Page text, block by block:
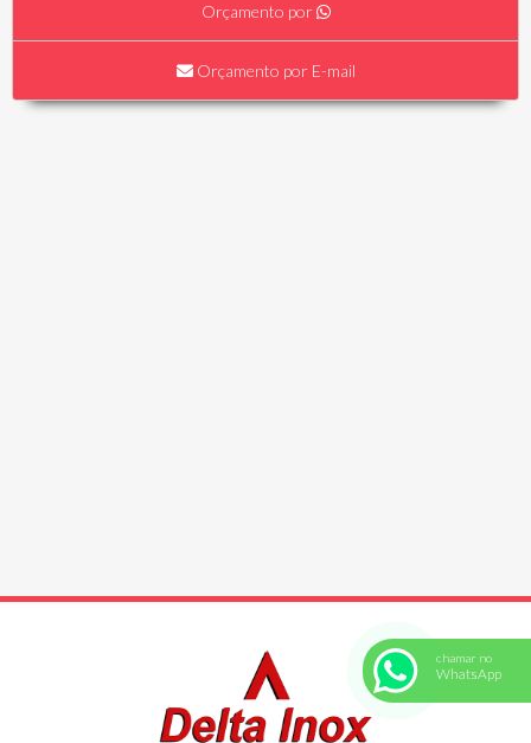
Iogurteira Banho-maria
Máquina de Ralar Queijo Parmesão
Orçamento por
Orçamento por E-mail
chamar no
WhatsApp